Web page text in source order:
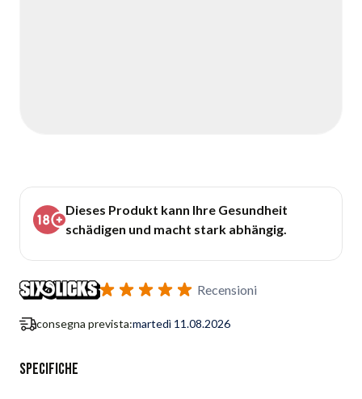
Dieses Produkt kann Ihre Gesundheit
schädigen und macht stark abhängig.
Recensioni
consegna prevista:martedì 11.08.2026
Specifiche